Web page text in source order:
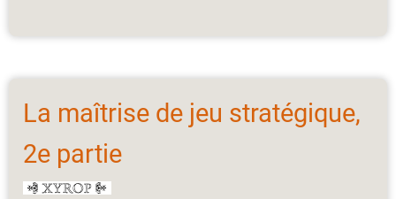
La maîtrise de jeu stratégique,
2e partie